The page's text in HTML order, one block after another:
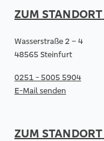
ZUM STANDORT
Wasserstraße 2 – 4
48565 Steinfurt
0251 - 5005 5904
E-Mail senden
ZUM STANDORT